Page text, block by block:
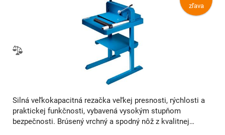
zľava
Silná veľkokapacitná rezačka veľkej presnosti, rýchlosti a
praktickej funkčnosti, vybavená vysokým stupňom
bezpečnosti. Brúsený vrchný a spodný nôž z kvalitnej